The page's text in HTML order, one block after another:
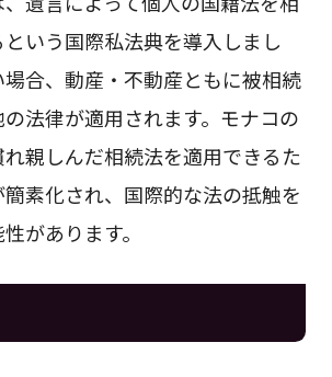
いう国際私法典を導入しまし
合、動産・不動産ともに被相続
法律が適用されます。モナコの
親しんだ相続法を適用できるた
素化され、国際的な法の抵触を
があります。